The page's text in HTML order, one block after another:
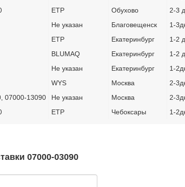
ETP Обухово 2-3
Не указан Благовещенск 1-
ETP Екатеринбург 1-2
BLUMAQ Екатеринбург 1-2
Не указан Екатеринбург 1-
WYS Москва 2-
07000-13090 Не указан Москва 2-
ETP Чебоксары 1-
07000-03090